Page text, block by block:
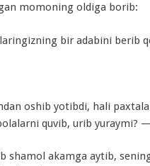
momoning oldiga borib:
bir adabini berib
oshib yotibdi, hali
quvib, urib yuraymi?
shamol akamga aytib,